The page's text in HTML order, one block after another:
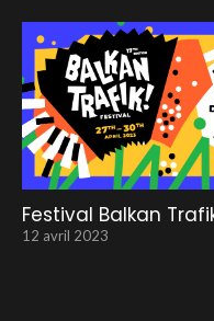
Festival Balkan
12 avril 2023